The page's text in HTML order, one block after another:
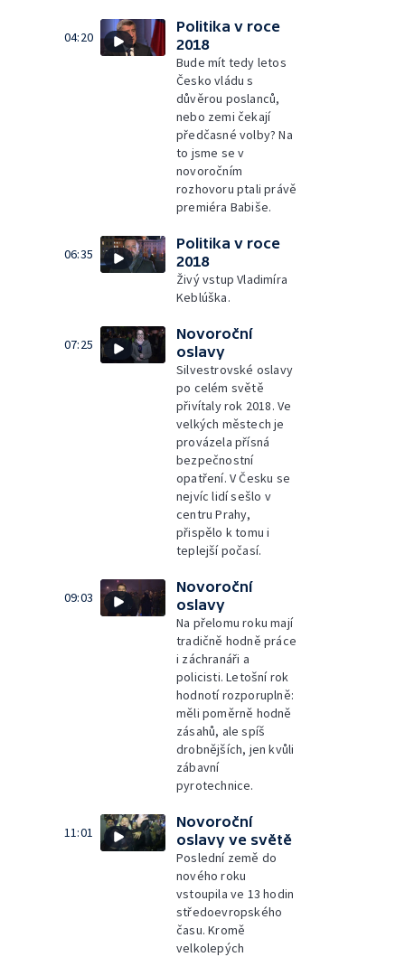
04:20
Politika v roce
2018
Bude mít tedy letos
Česko vládu s
důvěrou poslanců,
nebo zemi čekají
předčasné volby? Na
to jsme se v
novoročním
rozhovoru ptali právě
premiéra Babiše.
06:35
Politika v roce
2018
Živý vstup Vladimíra
Keblúška.
07:25
Novoroční
oslavy
Silvestrovské oslavy
po celém světě
přivítaly rok 2018. Ve
velkých městech je
provázela přísná
bezpečnostní
opatření. V Česku se
nejvíc lidí sešlo v
centru Prahy,
přispělo k tomu i
teplejší počasí.
09:03
Novoroční
oslavy
Na přelomu roku mají
tradičně hodně práce
i záchranáři a
policisti. Letošní rok
hodnotí rozporuplně:
měli poměrně hodně
zásahů, ale spíš
drobnějších, jen kvůli
zábavní
pyrotechnice.
11:01
Novoroční
oslavy ve světě
Poslední země do
nového roku
vstoupila ve 13 hodin
středoevropského
času. Kromě
velkolepých